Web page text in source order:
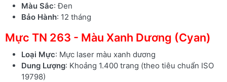
Màu Sắc: Đen
Bảo Hành: 12 tháng
Mực TN 263 - Màu Xanh Dương (Cyan)
Loại Mực: Mực laser màu xanh dương
Dung Lượng: Khoảng 1.400 trang (theo tiêu chuẩn ISO
19798)